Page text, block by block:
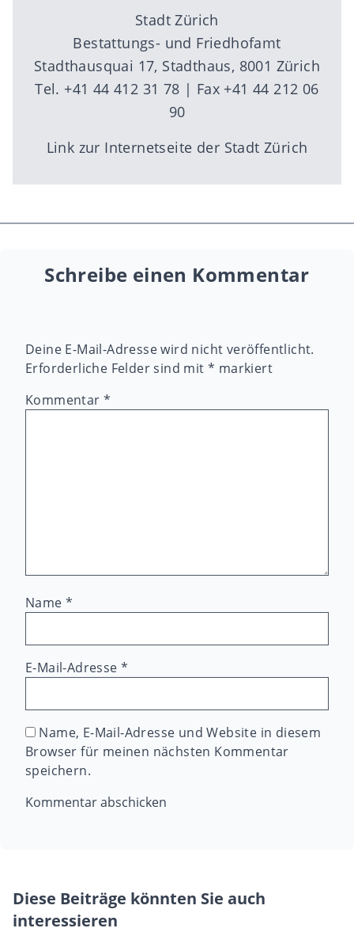
Stadt Zürich
Bestattungs- und Friedhofamt
Stadthausquai 17, Stadthaus, 8001 Zürich
Tel. +41 44 412 31 78 | Fax +41 44 212 06
90
Link zur Internetseite der Stadt Zürich
Schreibe einen Kommentar
Deine E-Mail-Adresse wird nicht veröffentlicht.
Erforderliche Felder sind mit * markiert
Kommentar*
Name *
E-Mail-Adresse*
Name, E-Mail-Adresse und Website in diesem
Browser für meinen nächsten Kommentar
speichern.
Diese Beiträge könnten Sie auch
interessieren